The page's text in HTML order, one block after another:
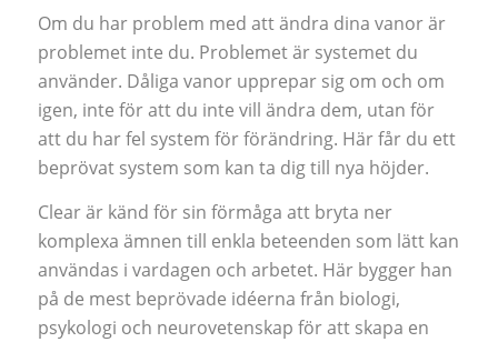
Om du har problem med att ändra dina vanor är
problemet inte du. Problemet är systemet du
använder. Dåliga vanor upprepar sig om och om
igen, inte för att du inte vill ändra dem, utan för
att du har fel system för förändring. Här får du ett
beprövat system som kan ta dig till nya höjder.
Clear är känd för sin förmåga att bryta ner
komplexa ämnen till enkla beteenden som lätt kan
användas i vardagen och arbetet. Här bygger han
på de mest beprövade idéerna från biologi,
psykologi och neurovetenskap för att skapa en